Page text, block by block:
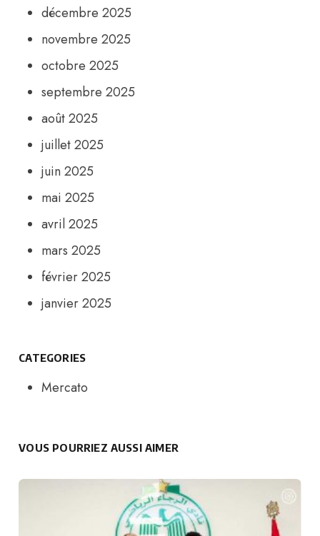
décembre 2025
novembre 2025
octobre 2025
septembre 2025
août 2025
juillet 2025
juin 2025
mai 2025
avril 2025
mars 2025
février 2025
janvier 2025
CATEGORIES
Mercato
VOUS POURRIEZ AUSSI AIMER